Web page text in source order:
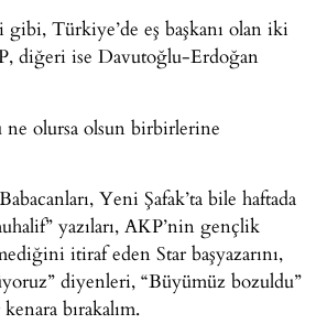
gibi, Türkiye’de eş başkanı olan iki
diğeri ise Davutoğlu-Erdoğan
olursa olsun birbirlerine
Yeni Şafak’ta bile haftada
yazıları, AKP’nin gençlik
itiraf eden Star başyazarını,
diyenleri, “Büyümüz bozuldu”
bırakalım.